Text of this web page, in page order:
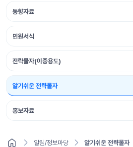
동향자료
민원서식
전략물자(이중용도)
알기쉬운 전략물자
홍보자료
알림/정보마당 알기쉬운 전략물자